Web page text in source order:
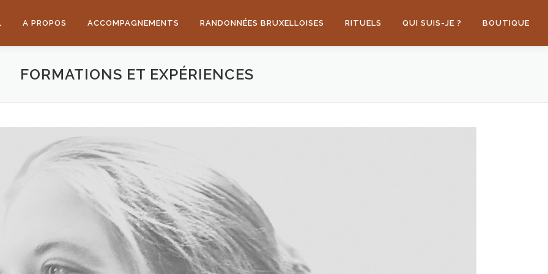
A PROPOS ACCOMPAGNEMENTS RANDONNÉES BRUXELLOISES RITUELS QUI SUIS-JE ? BOUTIQUE
FORMATIONS ET EXPÉRIENCES